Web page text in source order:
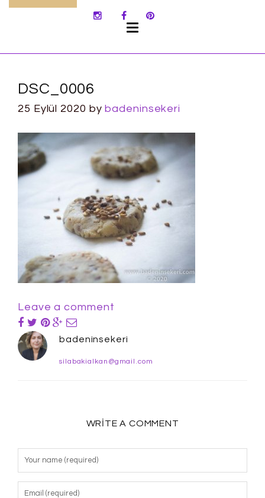
DSC_0006
25 Eylül 2020 bybadeninsekeri
Leave a comment
badeninsekeri
silabakialkan@gmail.com
WRITE A COMMENT